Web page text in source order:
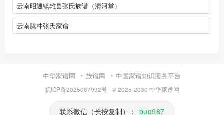
云南昭通镇雄县张氏族谱（清河堂）
云南腾冲张氏家谱
中华家谱网 族谱网 中国家谱知识服务平台
皖ICP备2025087992号· © 2025-2030 中华家谱网
联系微信（长按复制）： bug987